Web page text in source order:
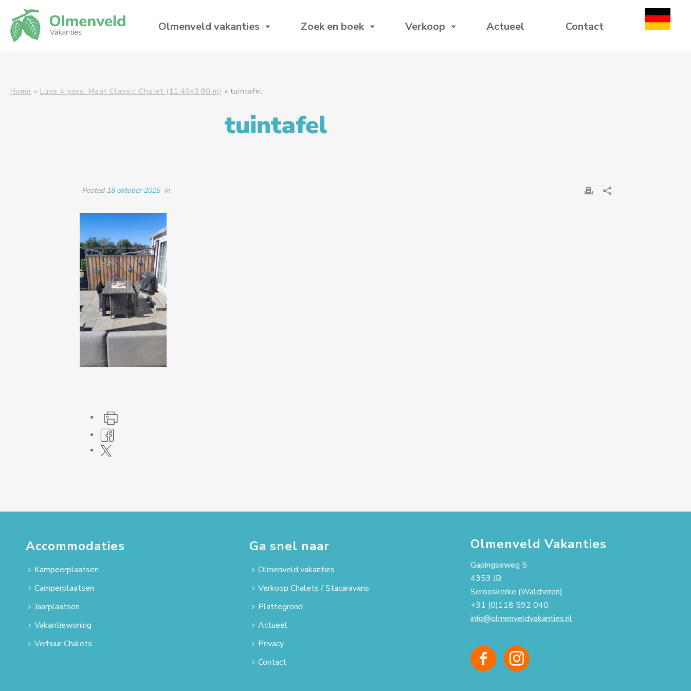
Olmenveld vakanties Zoek en boek Verkoop Actueel Contact
Home » Luxe 4 pers. Maat Classic Chalet (11.40×3.80 m) » tuintafel
tuintafel
Posted18 oktober 2025 In
Accommodaties
Kampeerplaatsen
Camperplaatsen
Jaarplaatsen
Vakantiewoning
Verhuur Chalets
Ga snel naar
Olmenveld vakanties
Verkoop Chalets / Stacaravans
Plattegrond
Actueel
Privacy
Contact
Olmenveld Vakanties
Gapingseweg 5
4353 JB
Serooskerke (Walcheren)
+31 (0)118 592 040
info@olmenveldvakanties.nl